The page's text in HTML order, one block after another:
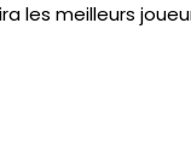
les meilleurs